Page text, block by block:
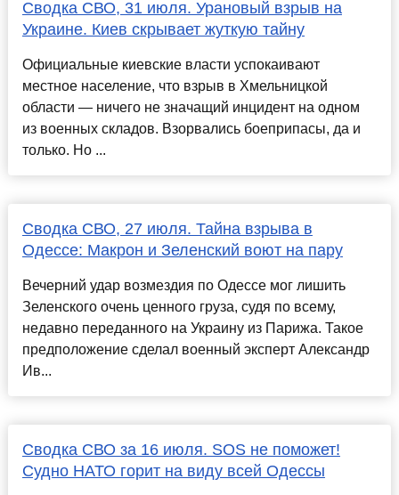
Сводка СВО, 31 июля. Урановый взрыв на
Украине. Киев скрывает жуткую тайну
Официальные киевские власти успокаивают
местное население, что взрыв в Хмельницкой
области — ничего не значащий инцидент на одном
из военных складов. Взорвались боеприпасы, да и
только. Но ...
Сводка СВО, 27 июля. Тайна взрыва в
Одессе: Макрон и Зеленский воют на пару
Вечерний удар возмездия по Одессе мог лишить
Зеленского очень ценного груза, судя по всему,
недавно переданного на Украину из Парижа. Такое
предположение сделал военный эксперт Александр
Ив...
Сводка СВО за 16 июля. SOS не поможет!
Судно НАТО горит на виду всей Одессы